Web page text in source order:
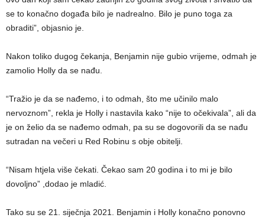
se to konačno događa bilo je nadrealno. Bilo je puno toga za
obraditi”, objasnio je.
Nakon toliko dugog čekanja, Benjamin nije gubio vrijeme, odmah je
zamolio Holly da se nađu.
“Tražio je da se nađemo, i to odmah, što me učinilo malo
nervoznom”, rekla je Holly i nastavila kako “nije to očekivala”, ali da
je on želio da se nađemo odmah, pa su se dogovorili da se nađu
sutradan na večeri u Red Robinu s obje obitelji.
“Nisam htjela više čekati. Čekao sam 20 godina i to mi je bilo
dovoljno” ,dodao je mladić.
Tako su se 21. siječnja 2021. Benjamin i Holly konačno ponovno